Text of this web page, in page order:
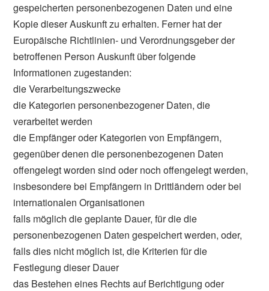
gespeicherten personenbezogenen Daten und eine
Kopie dieser Auskunft zu erhalten. Ferner hat der
Europäische Richtlinien- und Verordnungsgeber der
betroffenen Person Auskunft über folgende
Informationen zugestanden:
die Verarbeitungszwecke
die Kategorien personenbezogener Daten, die
verarbeitet werden
die Empfänger oder Kategorien von Empfängern,
gegenüber denen die personenbezogenen Daten
offengelegt worden sind oder noch offengelegt werden,
insbesondere bei Empfängern in Drittländern oder bei
internationalen Organisationen
falls möglich die geplante Dauer, für die die
personenbezogenen Daten gespeichert werden, oder,
falls dies nicht möglich ist, die Kriterien für die
Festlegung dieser Dauer
das Bestehen eines Rechts auf Berichtigung oder